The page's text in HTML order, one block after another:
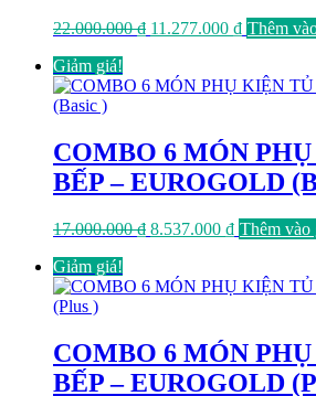
22.000.000₫ Giá
22.000.000 ₫.
11.277.000 ₫Giá
là:
Thêm
Giảm giá!
COMBO 6 MÓN
BẾP – EUROGOLD
17.000.000₫ Giá
17.000.000 ₫.
8.537.000 ₫Giá
là:
Thêm vào
Giảm giá!
COMBO 6 MÓN
BẾP – EUROGOLD